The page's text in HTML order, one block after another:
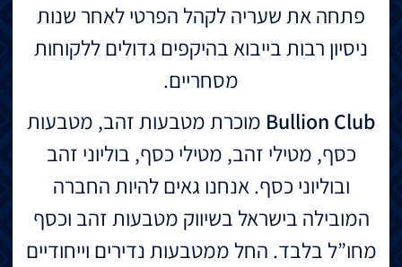
פתחה את שעריה לקהל הפרטי לאחר שנות
ניסיון רבות בייבוא בהיקפים גדולים ללקוחות
מסחריים.
Bullion Club מוכרת מטבעות זהב, מטבעות
כסף, מטילי זהב, מטילי כסף, בוליוני זהב
ובוליוני כסף. אנחנו גאים להיות החברה
המובילה בישראל בשיווק מטבעות זהב וכסף
מחו”ל בלבד. החל ממטבעות נדירים וייחודיים